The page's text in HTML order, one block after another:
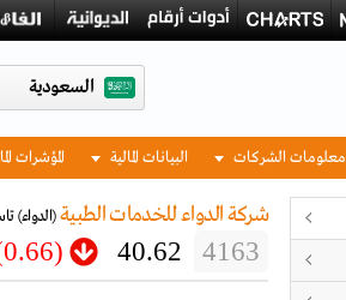
السعودية
معلومات الشركات البيانات المالية المؤشرات
شركة الدواء للخدمات الطبية (الدواء)
4163
40.62
(0.66)